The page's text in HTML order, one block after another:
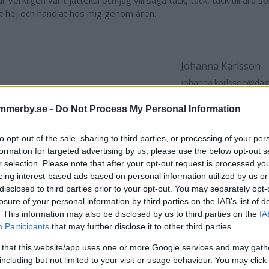
- Do Not Process My Personal Information
opt-out of the sale, sharing to third parties, or processing of your
for targeted advertising by us, please use the below opt-out
selection. Please note that after your opt-out request is processed
interest-based ads based on personal information utilized by us
to third parties prior to your opt-out. You may separately
of your personal information by third parties on the IAB’s list of
This information may also be disclosed by us to third parties on the
Participants that may further disclose it to other third parties.
that this website/app uses one or more Google services and may
but not limited to your visit or usage behaviour. You may
hej och handlat hos mig genom åren.
Johanna Karlsson
artikel Fina Paket Lena Johansson